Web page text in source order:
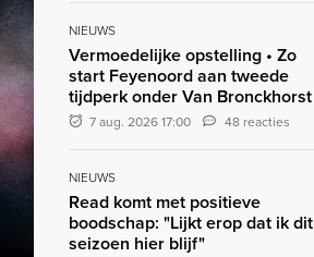
NIEUWS
Vermoedelijke opstelling • Zo
start Feyenoord aan tweede
tijdperk onder Van Bronckhorst
7 aug. 2026 17:00 48 reacties
NIEUWS
Read komt met positieve
boodschap: "Lijkt erop dat ik dit
seizoen hier blijf"